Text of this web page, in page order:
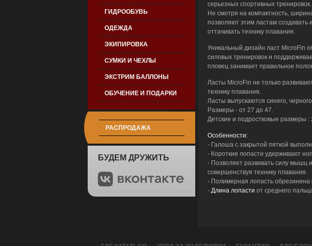
ГИДРООБУВЬ
ОДЕЖДА
ЭКИПИРОВКА
СУМКИ И ЧЕХЛЫ
ЭКСТРИМ БАЛЛОНЫ
ОБУЧЕНИЕ И ПОДАРКИ
РАСПРОДАЖА
БУДЕМ ДРУЖИТЬ
серьезных спортивных тренировок.
Не смотря на компактность,
позволяют этим ластам создавать
оттачивать технику плавания.
Уникальный дизайн ласт MicroFin
силовых тренировок и
пловец занимает правильное
Ласты MicroFin не только
технику плавания.
Ласты выпускаются синего,
Размеры - от 27 до 47.
Детские и подростковые размеры :
Особенности:
- Галоша с закрытой пяткой
- Короткие лопасти удерживают
- Позволяет развивать силу мышц
совершенствуя технику плавания.
- Полимерная лопасть обрезинена
- Длина лопасти от среднего